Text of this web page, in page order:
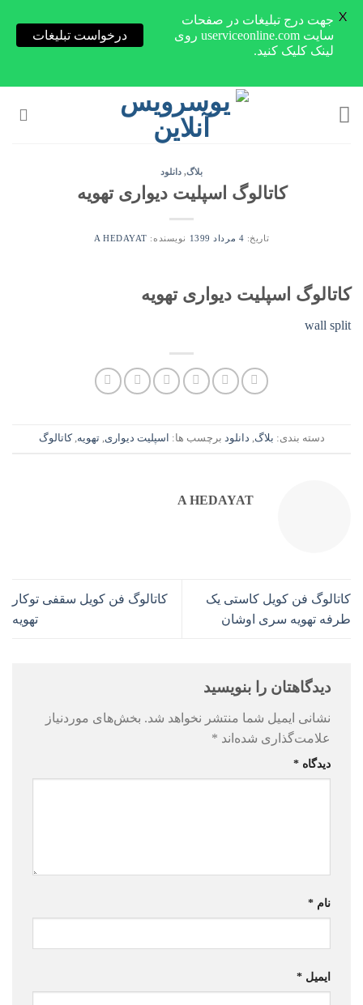
بلاگ, دانلود
کاتالوگ اسپلیت دیواری تهویه
تاریخ: 4 مرداد 1399 نویسنده: A HEDAYAT
کاتالوگ اسپلیت دیواری تهویه
wall split
دسته بندی: بلاگ, دانلود برچسب ها: اسپلیت دیواری,تهویه,کاتالوگ
A HEDAYAT
کاتالوگ فن کویل کاستی یک
طرفه تهویه سری اوشان
کاتالوگ فن کویل سقفی توکار
تهویه
دیدگاهتان را بنویسید
نشانی ایمیل شما منتشر نخواهد شد. بخش‌های موردنیاز
علامت‌گذاری شده‌اند *
دیدگاه *
نام *
ایمیل *
جهت درج تبلیغات در صفحات
سایت userviceonline.com روی
لینک کلیک کنید.
درخواست تبلیغات
X